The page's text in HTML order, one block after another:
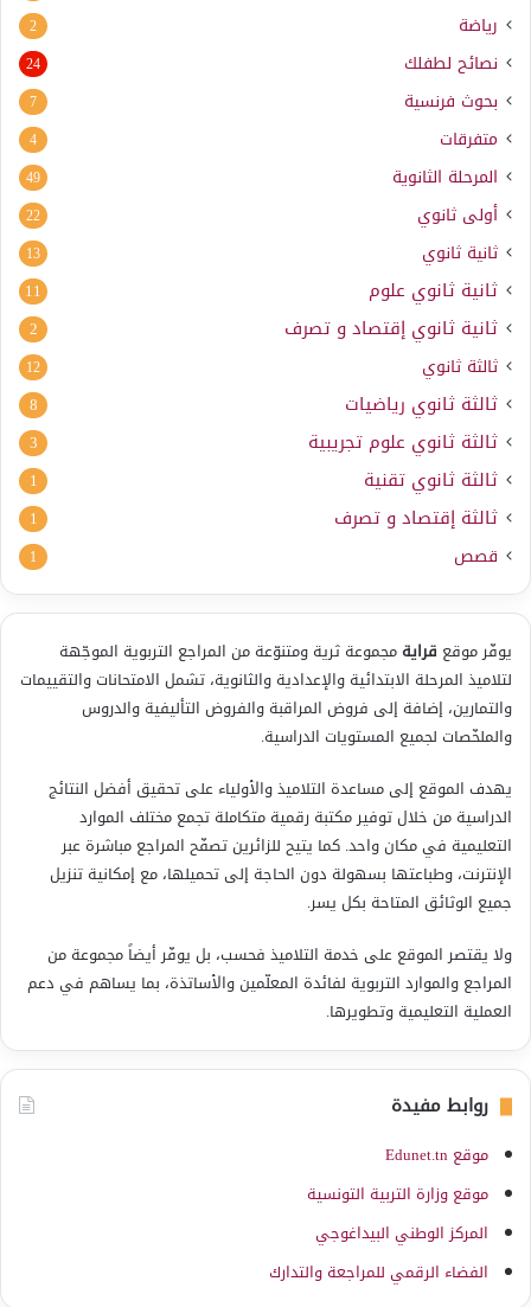
رياضة 2
نصائح لطفلك 24
بحوث فرنسية 7
متفرقات 4
المرحلة الثانوية 49
أولى ثانوي 22
ثانية ثانوي 13
ثانية ثانوي علوم 11
ثانية ثانوي إقتصاد و تصرف 2
ثالثة ثانوي 12
ثالثة ثانوي رياضيات 8
ثالثة ثانوي علوم تجريبية 3
ثالثة ثانوي تقنية 1
ثالثة إقتصاد و تصرف 1
قصص 1
يوفّر موقع قرايةمجموعة ثرية ومتنوّعة من المراجع التربوية الموجّهة
لتلاميذ المرحلة الابتدائية والإعدادية والثانوية، تشمل الامتحانات والتقييمات
والتمارين، إضافة إلى فروض المراقبة والفروض التأليفية والدروس
والملخّصات لجميع المستويات الدراسية.
يهدف الموقع إلى مساعدة التلاميذ والأولياء على تحقيق أفضل النتائج
الدراسية من خلال توفير مكتبة رقمية متكاملة تجمع مختلف الموارد
التعليمية في مكان واحد. كما يتيح للزائرين تصفّح المراجع مباشرة عبر
الإنترنت، وطباعتها بسهولة دون الحاجة إلى تحميلها، مع إمكانية تنزيل
جميع الوثائق المتاحة بكل يسر.
ولا يقتصر الموقع على خدمة التلاميذ فحسب، بل يوفّر أيضاً مجموعة من
المراجع والموارد التربوية لفائدة المعلّمين والأساتذة، بما يساهم في دعم
العملية التعليمية وتطويرها.
روابط مفيدة
موقع Edunet.tn
موقع وزارة التربية التونسية
المركز الوطني البيداغوجي
الفضاء الرقمي للمراجعة والتدارك